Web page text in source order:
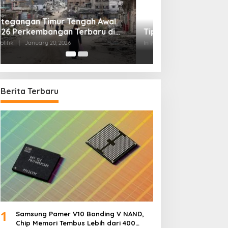
Bengkel Rust Protection
24, 2025
Cabut Izin
Dokter Terlibat
PPDS Undip
Seratus Ribu Warga
Berdoa di Monas
Menjelang Hari
Tips Memilih Advokat yang Tepat
In Politik | September 20, 2025
Berita Terbaru
1
Samsung Pamer V10 Bonding V NAND,
Chip Memori Tembus Lebih dari 400